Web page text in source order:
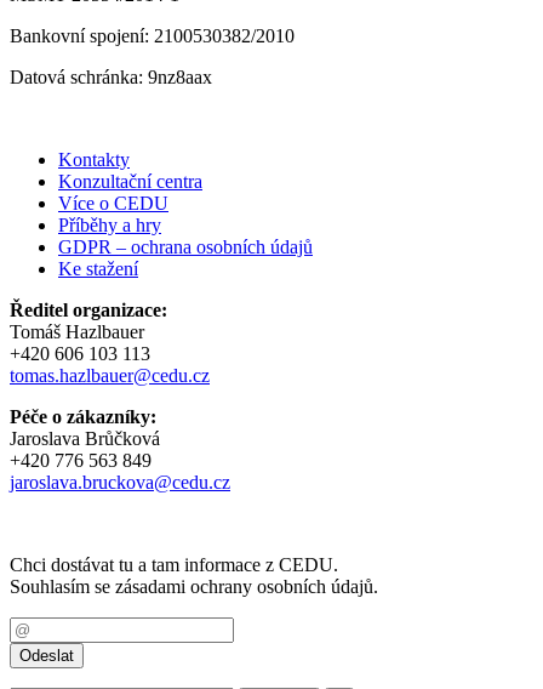
Bankovní spojení: 2100530382/2010
Datová schránka: 9nz8aax
Kontakty
Konzultační centra
Více o CEDU
Příběhy a hry
GDPR – ochrana osobních údajů
Ke stažení
Ředitel organizace:
Tomáš Hazlbauer
+420 606 103 113
tomas.hazlbauer@cedu.cz
Péče o zákazníky:
Jaroslava Brůčková
+420 776 563 849
jaroslava.bruckova@cedu.cz
Chci dostávat tu a tam informace z CEDU.
Souhlasím se zásadami ochrany osobních údajů.